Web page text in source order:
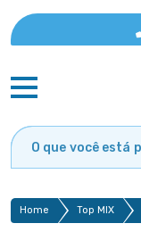
Home Top MIX